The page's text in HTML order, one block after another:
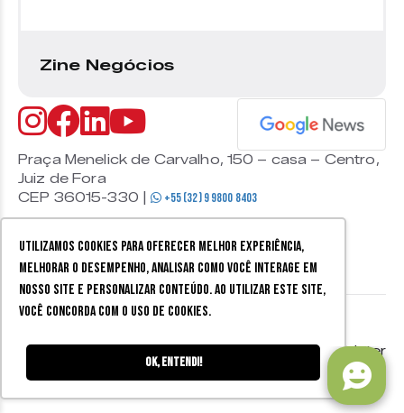
Utilizamos cookies para oferecer melhor experiência,
melhorar o desempenho, analisar como você interage em
nosso site e personalizar conteúdo. Ao utilizar este site,
você concorda com o uso de cookies.
Ok, entendi!
Zine Negócios
Praça Menelick de Carvalho, 150 – casa – Centro,
Juiz de Fora
CEP 36015-330 |
+55 (32) 9 9800 8403
os direitos reservados.
Mobister